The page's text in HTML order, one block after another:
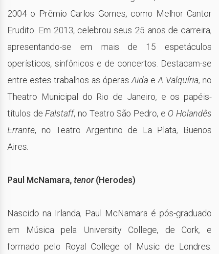
2004 o Prêmio Carlos Gomes, como Melhor Cantor
Erudito. Em 2013, celebrou seus 25 anos de carreira,
apresentando-se em mais de 15 espetáculos
operísticos, sinfônicos e de concertos. Destacam-se
entre estes trabalhos as óperas Aida e A Valquíria, no
Theatro Municipal do Rio de Janeiro, e os papéis-
títulos de Falstaff, no Teatro São Pedro, e O Holandês
Errante, no Teatro Argentino de La Plata, Buenos
Aires.
Paul McNamara,tenor(Herodes)
Nascido na Irlanda, Paul McNamara é pós-graduado
em Música pela University College, de Cork, e
formado pelo Royal College of Music de Londres.